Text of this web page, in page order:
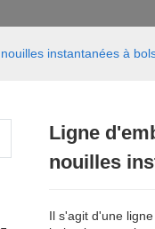
instantanées à
Ligne
nouilles
Il s'agit d'une